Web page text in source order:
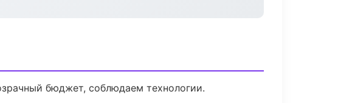
бюджет, соблюдаем технологии.